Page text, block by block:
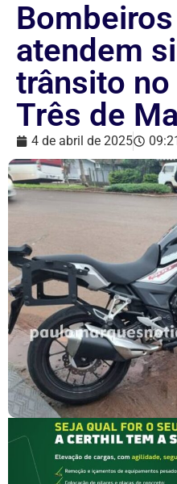
atendem
trânsito
Três de
4 de abril de 2025